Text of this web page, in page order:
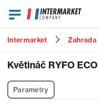
Heslo
Intermarket Zahrada
Květináč RYFO
Parametry